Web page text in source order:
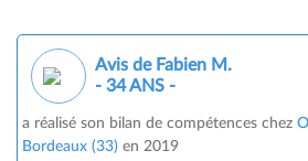
Avis de Fabien M.
- 34 ANS -
a réalisé son bilan de compétences chez
Bordeaux (33) en 2019